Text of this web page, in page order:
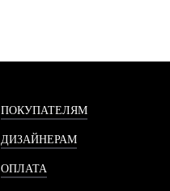
ПОКУПАТЕЛЯМ
ДИЗАЙНЕРАМ
ОПЛАТА